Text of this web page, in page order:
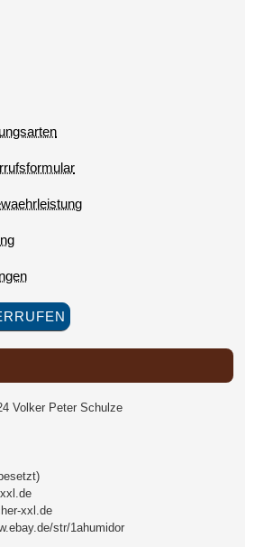
Volker Peter Schulze
xxl.de
str/1ahumidor